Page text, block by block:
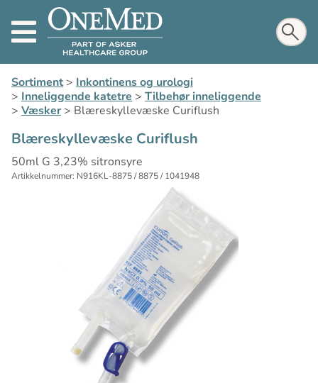
Sortiment> Inkontinens og urologi
> Inneliggende katetre > Tilbehør inneliggende
> Væsker> Blæreskyllevæske Curiflush
Blæreskyllevæske Curiflush
50ml G 3,23% sitronsyre
Artikkelnummer: N916KL-8875 / 8875 / 1041948